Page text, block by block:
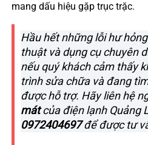
mang dấu hiệu gặp trục trặc.
Hầu hết những lỗi hư
thuật và dụng cụ chuyên
nếu quý khách cảm thấy
trình sửa chữa và đang
được hỗ trợ. Hãy liên hệ
mátcủa điện lạnh Quảng
0972404697để được tư